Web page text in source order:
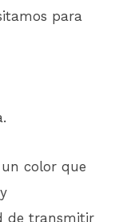
para
color que
y
de transmitir